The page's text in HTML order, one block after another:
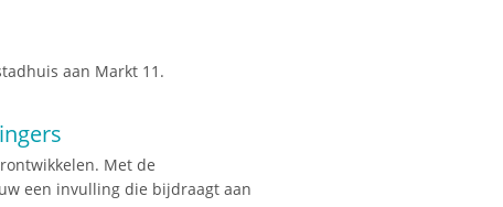
aan Markt 11.
Met de
een invulling die bijdraagt aan